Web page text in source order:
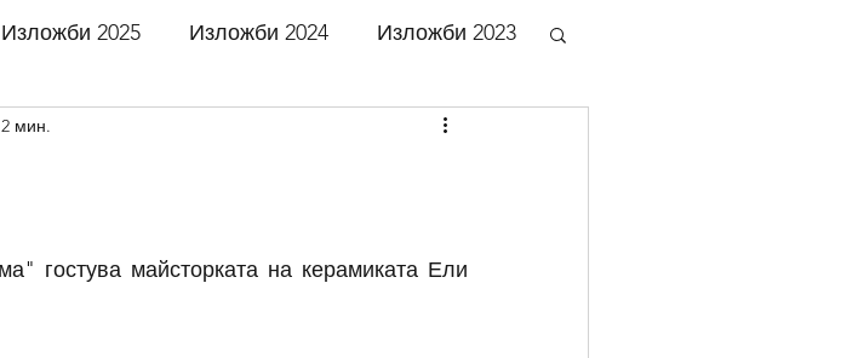
Изложби 2025 Изложби 2024 Изложби 2023
мин.
гостува майсторката на керамиката Ели